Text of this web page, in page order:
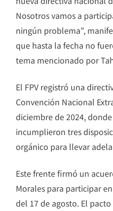
Nosotros vamos a
ningún problema”,
que hasta la fecha no
tema mencionado por
El FPV registró una
Convención Nacional
diciembre de 2024,
incumplieron tres
orgánico para llevar
Este frente firmó un
Morales para participar
del 17 de agosto. El